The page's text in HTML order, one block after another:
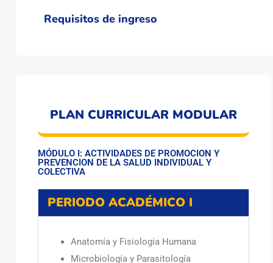
Requisitos de ingreso
PLAN CURRICULAR MODULAR
MÓDULO I: ACTIVIDADES DE PROMOCION Y
PREVENCION DE LA SALUD INDIVIDUAL Y
COLECTIVA
PERIODO ACADÉMICO I
Anatomía y Fisiología Humana
Microbiología y Parasitología